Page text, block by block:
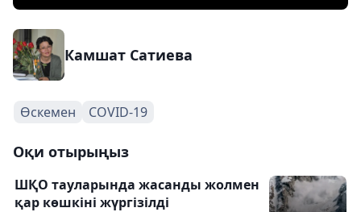
Камшат Сатиева
Өскемен COVID-19
Оқи отырыңыз
ШҚО тауларында жасанды жолмен
қар көшкіні жүргізілді